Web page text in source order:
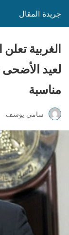
جريدة المقال
الغربية
لعيد الأضحى
مناسبة
سامي يوسف